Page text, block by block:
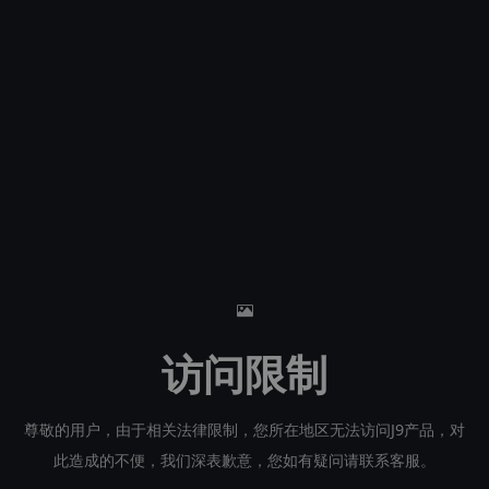
访问限制
尊敬的用户，由于相关法律限制，您所在地区无法访问J9产品，对
此造成的不便，我们深表歉意，您如有疑问请联系客服。